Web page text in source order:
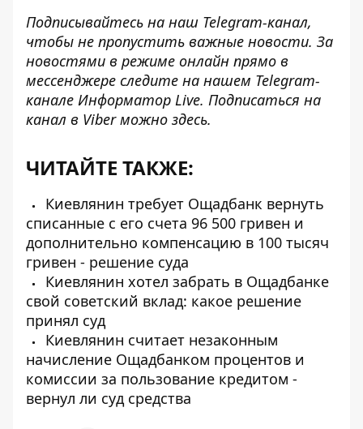
Подписывайтесь на наш Telegram-канал,
чтобы не пропустить важные новости. За
новостями в режиме онлайн прямо в
мессенджере следите на нашем Telegram-
канале Информатор Live. Подписаться на
канал в Viber можно здесь.
ЧИТАЙТЕ ТАКЖЕ:
Киевлянин требует Ощадбанк вернуть
списанные с его счета 96 500 гривен и
дополнительно компенсацию в 100 тысяч
гривен - решение суда
Киевлянин хотел забрать в Ощадбанке
свой советский вклад: какое решение
принял суд
Киевлянин считает незаконным
начисление Ощадбанком процентов и
комиссии за пользование кредитом -
вернул ли суд средства